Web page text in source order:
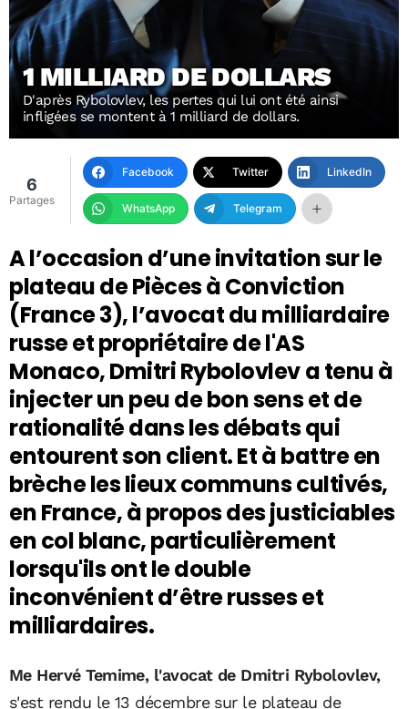
1 MILLIARD DE DOLLARS
D'après Rybolovlev, les pertes qui lui ont été ainsi
infligées se montent à 1 milliard de dollars.
6
Partages
Facebook Twitter LinkedIn
WhatsApp Telegram
A l’occasion d’une invitation sur le
plateau de Pièces à Conviction
(France 3), l’avocat du milliardaire
russe et propriétaire de l'AS
Monaco, Dmitri Rybolovlev a tenu à
injecter un peu de bon sens et de
rationalité dans les débats qui
entourent son client. Et à battre en
brèche les lieux communs cultivés,
en France, à propos des justiciables
en col blanc, particulièrement
lorsqu'ils ont le double
inconvénient d’être russes et
milliardaires.
Me Hervé Temime, l'avocat de Dmitri Rybolovlev,
s'est rendu le 13 décembre sur le plateau de